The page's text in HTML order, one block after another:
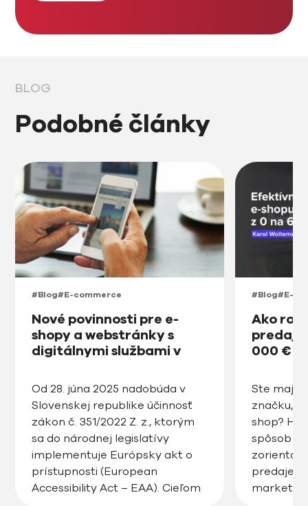
BLOG
Podobné články
#Blog#E-commerce
Nové povinnosti pre e-
shopy a webstránky s
digitálnymi službami v
od roku 2025
Od 28. júna 2025 nadobúda v
Slovenskej republike účinnosť
zákon č. 351/2022 Z. z., ktorým
sa do národnej legislatívy
implementuje Európsky akt o
prístupnosti (European
Accessibility Act – EAA). Cieľom
#Blog#E-
Ako
000 € v
Ste
značku,
shop?
spôsob
predaje,